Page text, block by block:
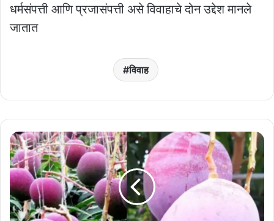
धर्मसंपत्ती आणि प्रजासंपत्ती असे विवाहाचे दोन उद्देश मानले
जातात
विवाह
हा
आहे
जगातील
सर्वात
महागडा
आंबा,
किंमत